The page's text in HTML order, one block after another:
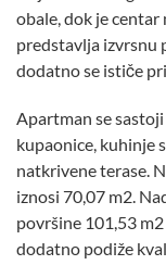
obale, dok je
predstavlja izvrsnu
dodatno se ističe
Apartman se
kupaonice, kuhinje
natkrivene terase.
iznosi 70,07 m2.
površine 101,53
dodatno podiže